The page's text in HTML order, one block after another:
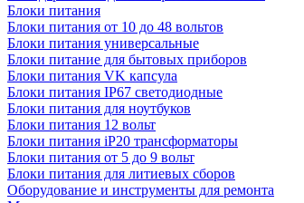
Блоки питания
Блоки питания от 10 до 48 вольтов
Блоки питания универсальные
Блоки питание для бытовых приборов
Блоки питания VK капсула
Блоки питания IP67 светодиодные
Блоки питания для ноутбуков
Блоки питания 12 вольт
Блоки питания iP20 трансформаторы
Блоки питания от 5 до 9 вольт
Блоки питания для литиевых сборов
Оборудование и инструменты для ремонта